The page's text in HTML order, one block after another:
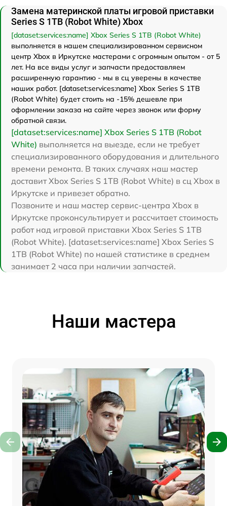
Замена материнской платы игровой приставки
Series S 1TB (Robot White) Xbox
[dataset:services:name] Xbox Series S 1TB (Robot White)
выполняется в нашем специализированном сервисном
центр Xbox в Иркутске мастерами с огромным опытом - от 5
лет. На все виды услуг и запчасти предоставляем
расширенную гарантию - мы в сц уверены в качестве
наших работ. [dataset:services:name] Xbox Series S 1TB
(Robot White) будет стоить на -15% дешевле при
оформлении заказа на сайте через звонок или форму
обратной связи.
[dataset:services:name] Xbox Series S 1TB (Robot
White) выполняется на выезде, если не требует
специализированного оборудования и длительного
времени ремонта. В таких случаях наш мастер
доставит Xbox Series S 1TB (Robot White) в сц Xbox в
Иркутске и привезет обратно.
Позвоните и наш мастер сервис-центра Xbox в
Иркутске проконсультирует и рассчитает стоимость
работ над игровой приставки Xbox Series S 1TB
(Robot White). [dataset:services:name] Xbox Series S
1TB (Robot White) по нашей статистике в среднем
занимает 2 часа при наличии запчастей.
Наши мастера